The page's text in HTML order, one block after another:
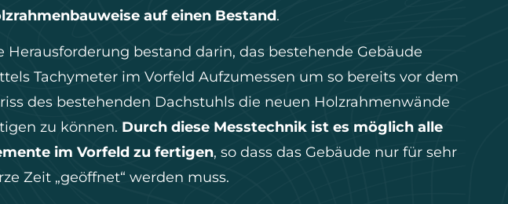
auf einen Bestand.
Herausforderung bestand darin, das bestehende Gebäude
Tachymeter im Vorfeld Aufzumessen um so bereits vor dem
des bestehenden Dachstuhls die neuen Holzrahmenwände
zu können. Durch diese Messtechnik ist es möglich alle
im Vorfeld zu fertigen, so dass das Gebäude nur für sehr
Zeit „geöffnet“ werden muss.